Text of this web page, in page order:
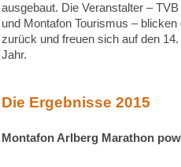
ausgebaut. Die Veranstalter –
und Montafon Tourismus –
zurück und freuen sich auf den
Jahr.
Die Ergebnisse 2015
Montafon Arlberg Marathon